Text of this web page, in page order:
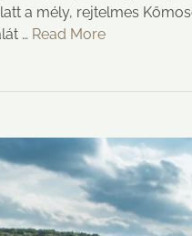
a mély, rejtelmes
… Read More